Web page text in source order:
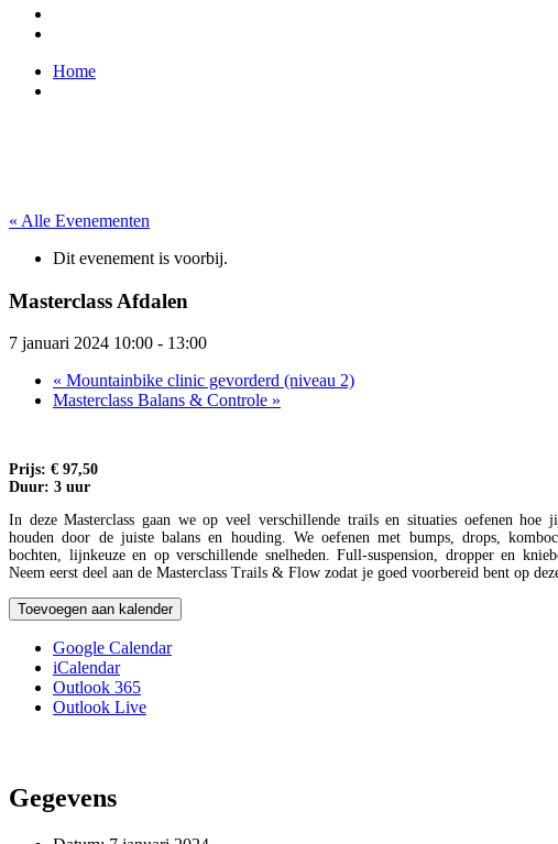
Home
« Alle Evenementen
Dit evenement is voorbij.
Masterclass Afdalen
7 januari 2024 10:00 - 13:00
« Mountainbike clinic gevorderd (niveau 2)
Masterclass Balans & Controle »
Prijs: € 97,50
Duur: 3 uur
In deze Masterclass gaan we op veel verschillende trails en situaties oefenen hoe
houden door de juiste balans en houding. We oefenen met bumps, drops,
bochten, lijnkeuze en op verschillende snelheden. Full-suspension, dropper en
Neem eerst deel aan de Masterclass Trails & Flow zodat je goed voorbereid bent op
Toevoegen aan kalender
Google Calendar
iCalendar
Outlook 365
Outlook Live
Gegevens